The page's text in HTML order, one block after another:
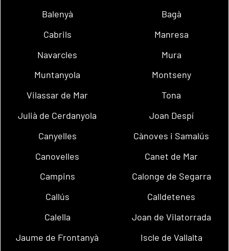
Balenyà
Bagà
Cabrils
Manresa
Navarcles
Mura
Muntanyola
Montseny
Vilassar de Mar
Tona
Julià de Cerdanyola
Joan Despí
Canyelles
Cànoves i Samalús
Canovelles
Canet de Mar
Campins
Calonge de Segarra
Callús
Calldetenes
Calella
Joan de Vilatorrada
Jaume de Frontanyà
Iscle de Vallalta